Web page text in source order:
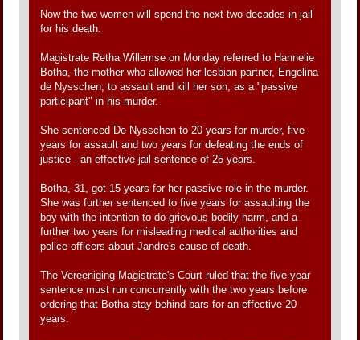
Now the two women will spend the next two decades in jail
for his death.
Magistrate Retha Willemse on Monday referred to Hannelie
Botha, the mother who allowed her lesbian partner, Engelina
de Nysschen, to assault and kill her son, as a "passive
participant" in his murder.
She sentenced De Nysschen to 20 years for murder, five
years for assault and two years for defeating the ends of
justice - an effective jail sentence of 25 years.
Botha, 31, got 15 years for her passive role in the murder.
She was further sentenced to five years for assaulting the
boy with the intention to do grievous bodily harm, and a
further two years for misleading medical authorities and
police officers about Jandre's cause of death.
The Vereeniging Magistrate's Court ruled that the five-year
sentence must run concurrently with the two years before
ordering that Botha stay behind bars for an effective 20
years.